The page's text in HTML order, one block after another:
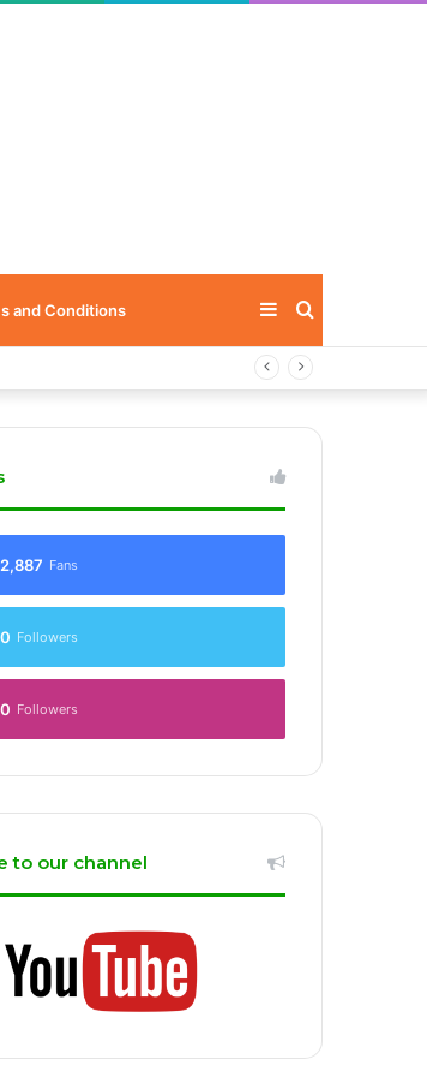
and Conditions Sidebar
2,887 Fans
0 Followers
0 Followers
to our channel